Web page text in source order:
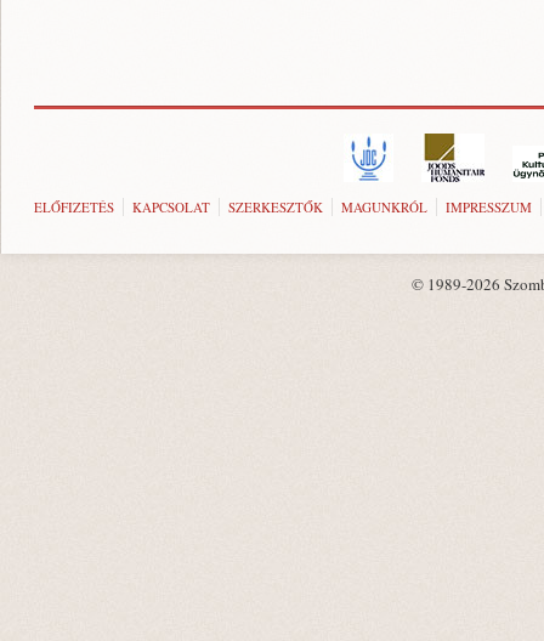
ELŐFIZETÉS KAPCSOLAT SZERKESZTŐK MAGUNKRÓL IMPRESSZUM
© 1989-2026